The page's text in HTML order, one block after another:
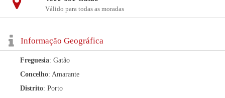
Válido para todas as moradas
Informação Geográfica
Freguesia: Gatão
Concelho: Amarante
Distrito: Porto